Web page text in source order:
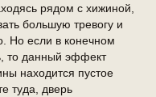
рядом с хижиной,
большую тревогу и
Но если в конечном
то данный эффект
находится пустое
туда, дверь